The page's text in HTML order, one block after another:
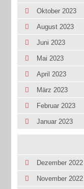
Oktober 2023
August 2023
Juni 2023
Mai 2023
April 2023
März 2023
Februar 2023
Januar 2023
Dezember 2022
November 2022